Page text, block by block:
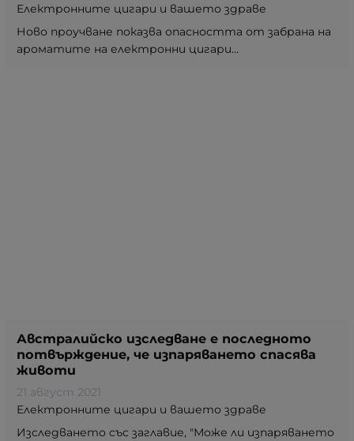
Електронните цигари и вашето здраве
Ново проучване показва опасността от забрана на
ароматите на електронни цигари...
Австралийско изследване е последното
потвърждение, че изпаряването спасява
животи
21 август 2021
Електронните цигари и вашето здраве
Изследването със заглавие, "Може ли изпаряването